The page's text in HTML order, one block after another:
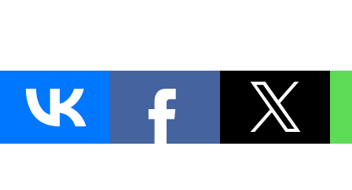
AUTO BLOKIRATOR
+7 (495) 255-04-60 ПОИСК ЗАМКА УСТАНОВКА